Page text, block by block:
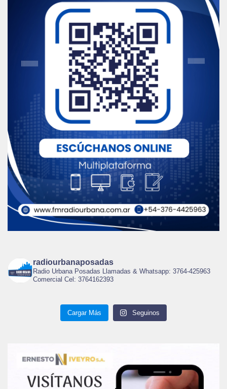
radiourbanaposadas
Radio Urbana Posadas Llamadas & Whatsapp: 3764-425963
Comercial Cel: 3764162393
Cargar Más Seguinos